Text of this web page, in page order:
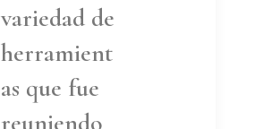
variedad de
herramient
as que fue